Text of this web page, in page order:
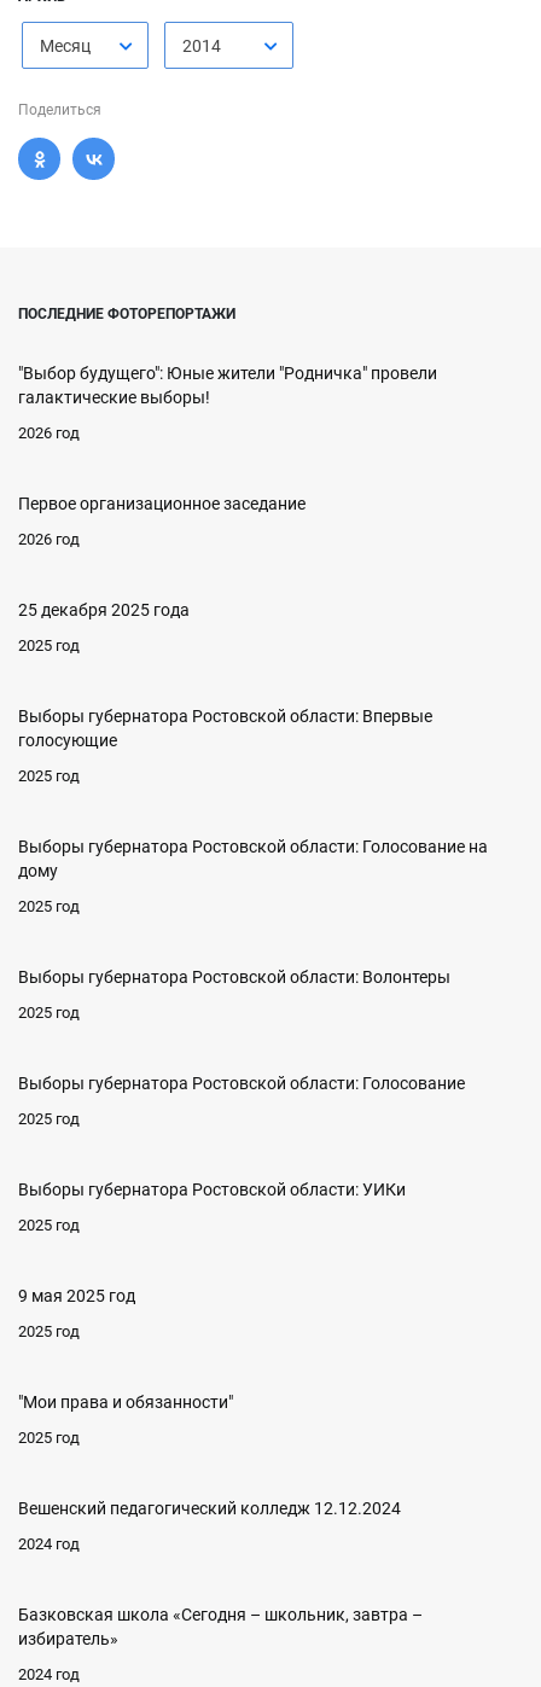
Месяц 2014
Поделиться
ПОСЛЕДНИЕ ФОТОРЕПОРТАЖИ
"Выбор будущего": Юные жители "Родничка" провели
галактические выборы!
2026 год
Первое организационное заседание
2026 год
25 декабря 2025 года
2025 год
Выборы губернатора Ростовской области: Впервые
голосующие
2025 год
Выборы губернатора Ростовской области: Голосование на
дому
2025 год
Выборы губернатора Ростовской области: Волонтеры
2025 год
Выборы губернатора Ростовской области: Голосование
2025 год
Выборы губернатора Ростовской области: УИКи
2025 год
9 мая 2025 год
2025 год
"Мои права и обязанности"
2025 год
Вешенский педагогический колледж 12.12.2024
2024 год
Базковская школа «Сегодня – школьник, завтра –
избиратель»
2024 год